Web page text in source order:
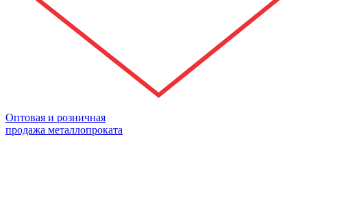
Оптовая и розничная
продажа металлопроката